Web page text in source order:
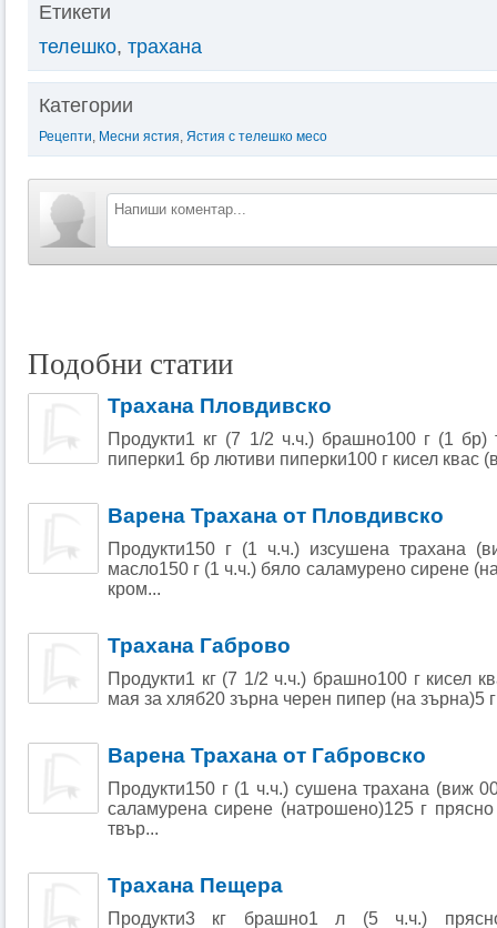
Етикети
телешко, трахана
Категории
Рецепти, Месни ястия, Ястия с телешко месо
Подобни статии
Трахана Пловдивско
Продукти1 кг (7 1/2 ч.ч.) брашно100 г (1 бр)
пиперки1 бр лютиви пиперки100 г кисел квас
Варена Трахана от Пловдивско
Продукти150 г (1 ч.ч.) изсушена трахана
масло150 г (1 ч.ч.) бяло саламурено сирене
кром...
Трахана Габрово
Продукти1 кг (7 1/2 ч.ч.) брашно100 г кисел
мая за хляб20 зърна черен пипер (на зърна)5
Варена Трахана от Габровско
Продукти150 г (1 ч.ч.) сушена трахана (виж
саламурена сирене (натрошено)125 г
твър...
Трахана Пещера
Продукти3 кг брашно1 л (5 ч.ч.)